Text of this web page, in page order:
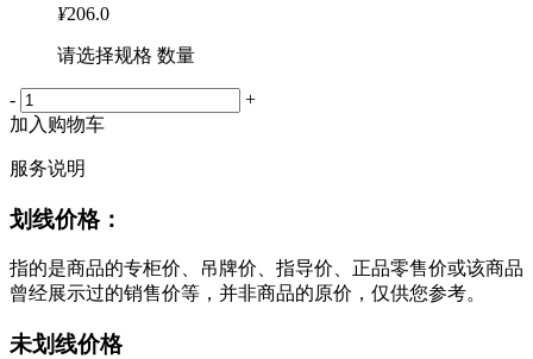
¥206.0
请选择规格 数量
-
+
加入购物车
服务说明
划线价格：
指的是商品的专柜价、吊牌价、指导价、正品零售价或该商品
曾经展示过的销售价等，并非商品的原价，仅供您参考。
未划线价格